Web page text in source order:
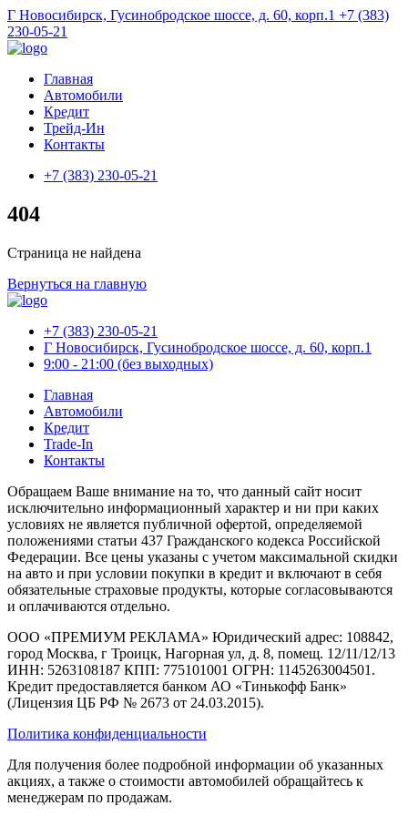
Г Новосибирск, Гусинобродское шоссе, д. 60, корп.1 +7 (383)
230-05-21
Главная
Автомобили
Кредит
Трейд-Ин
Контакты
+7 (383) 230-05-21
404
Страница не найдена
Вернуться на главную
+7 (383) 230-05-21
Г Новосибирск, Гусинобродское шоссе, д. 60, корп.1
9:00 - 21:00 (без выходных)
Главная
Автомобили
Кредит
Trade-In
Контакты
Обращаем Ваше внимание на то, что данный сайт носит
исключительно информационный характер и ни при каких
условиях не является публичной офертой, определяемой
положениями статьи 437 Гражданского кодекса Российской
Федерации. Все цены указаны с учетом максимальной скидки
на авто и при условии покупки в кредит и включают в себя
обязательные страховые продукты, которые согласовываются
и оплачиваются отдельно.
ООО «ПРЕМИУМ РЕКЛАМА» Юридический адрес: 108842,
город Москва, г Троицк, Нагорная ул, д. 8, помещ. 12/11/12/13
ИНН: 5263108187 КПП: 775101001 ОГРН: 1145263004501.
Кредит предоставляется банком АО «Тинькофф Банк»
(Лицензия ЦБ РФ № 2673 от 24.03.2015).
Политика конфиденциальности
Для получения более подробной информации об указанных
акциях, а также о стоимости автомобилей обращайтесь к
менеджерам по продажам.